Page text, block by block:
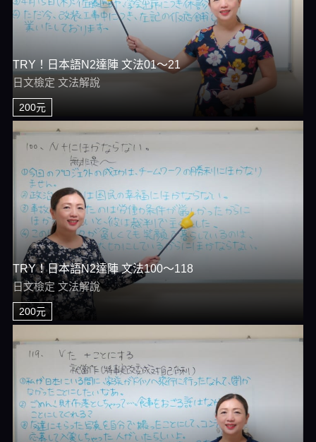
TRY！日本語N2達陣 文法01～21
日文檢定 文法解說
200元
TRY！日本語N2達陣 文法100～118
日文檢定 文法解說
200元